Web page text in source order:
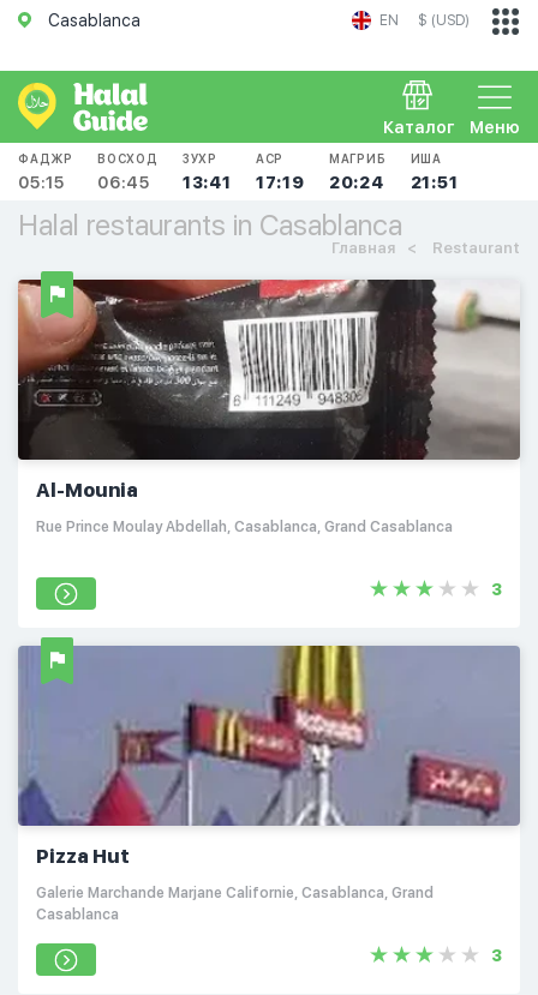
Casablanca EN $ (USD)
Меню
Каталог
ФАДЖР
05:15
ВОСХОД
06:45
ЗУХР
13:41
АСР
17:19
МАГРИБ
20:24
ИША
21:51
Halal restaurants in Casablanca
Главная Restaurant
Al-Mounia
Rue Prince Moulay Abdellah, Casablanca, Grand Casablanca
3
Pizza Hut
Galerie Marchande Marjane Californie, Casablanca, Grand
Casablanca
3